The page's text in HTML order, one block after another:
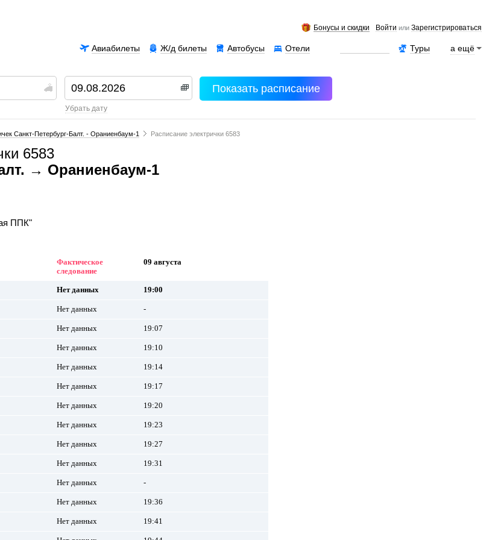
Бонусы и скидки Войти илиЗарегистрироваться
а ещё
Туры
Отели
Автобусы
Ж/д билеты
Авиабилеты
убрать дату
Показать расписание
Санкт-Петербург-Балт. - Ораниенбаум-1 Расписание электрички 6583
6583
→ Ораниенбаум-1
ППК"
Фактическое
следование
09 августа
Нет данных 19:00
Нет данных -
Нет данных 19:07
Нет данных 19:10
Нет данных 19:14
Нет данных 19:17
Нет данных 19:20
Нет данных 19:23
Нет данных 19:27
Нет данных 19:31
Нет данных -
Нет данных 19:36
Нет данных 19:41